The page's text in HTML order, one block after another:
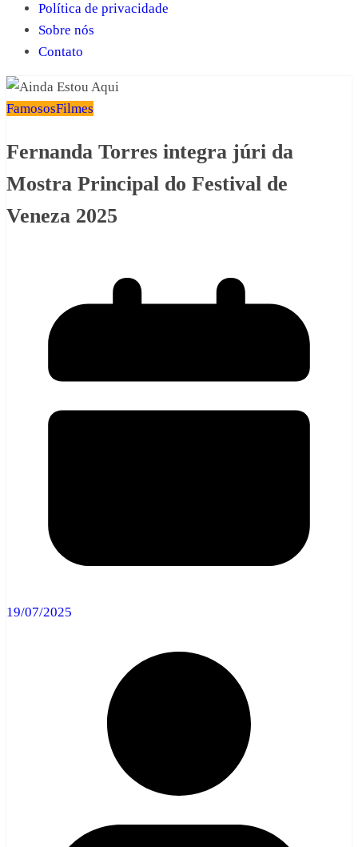
Política de privacidade
Sobre nós
Contato
FamososFilmes
Fernanda Torres integra júri da
Mostra Principal do Festival de
Veneza 2025
19/07/2025